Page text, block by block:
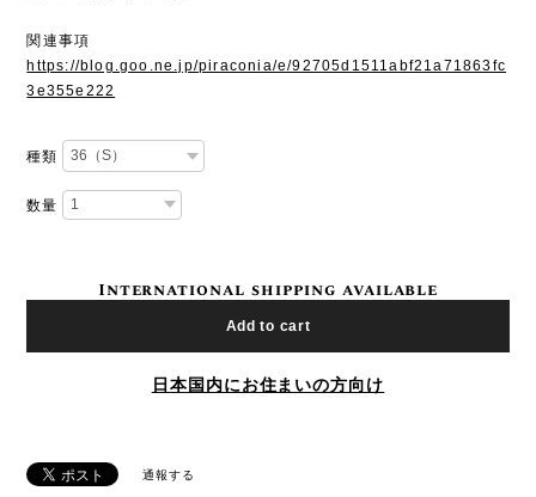
関連事項
https://blog.goo.ne.jp/piraconia/e/92705d1511abf21a71863fc
3e355e222
種類
数量
International shipping available
Add to cart
日本国内にお住まいの方向け
通報する